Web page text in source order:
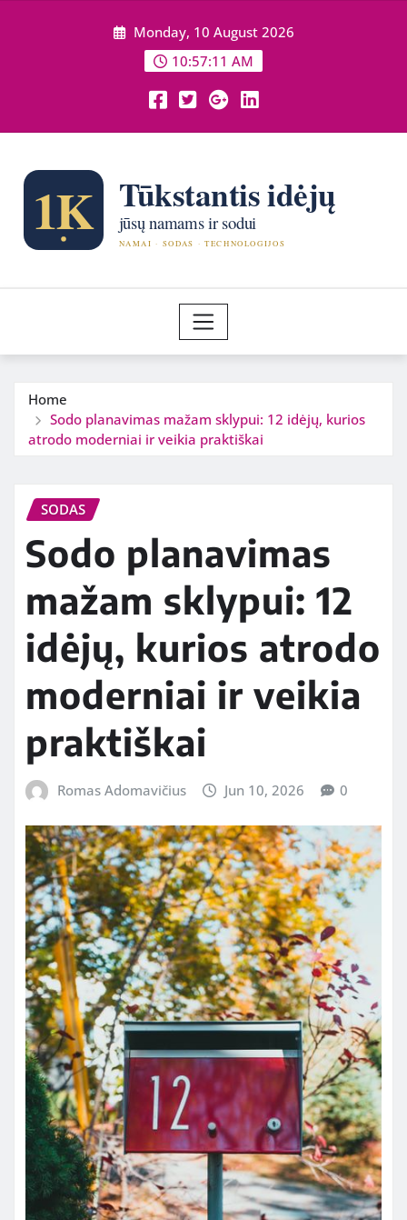
Monday, 10 August 2026
10:57:12 AM
Home
Sodo planavimas mažam sklypui: 12 idėjų, kurios
atrodo moderniai ir veikia praktiškai
SODAS
Sodo planavimas
mažam sklypui: 12
idėjų, kurios atrodo
moderniai ir veikia
praktiškai
Romas Adomavičius Jun 10, 2026 0